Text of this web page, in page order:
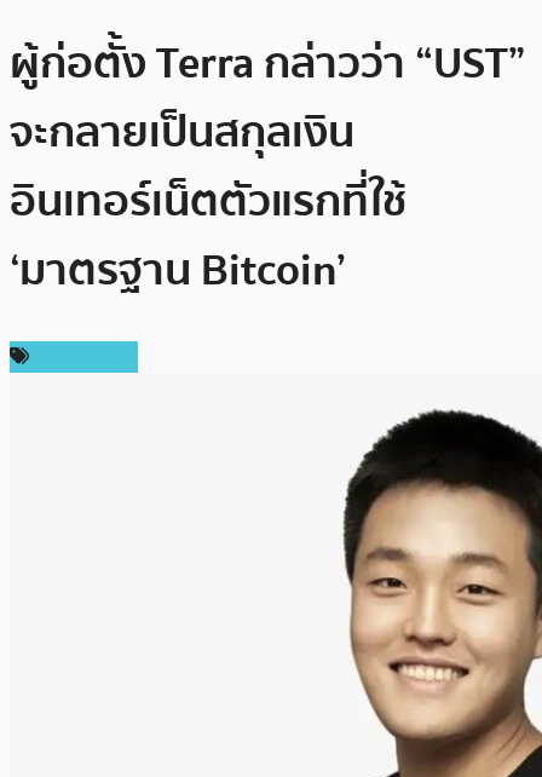
ผู้ก่อตั้ง Terra กล่าวว่า “UST”
จะกลายเป็นสกุลเงิน
อินเทอร์เน็ตตัวแรกที่ใช้
‘มาตรฐาน Bitcoin’